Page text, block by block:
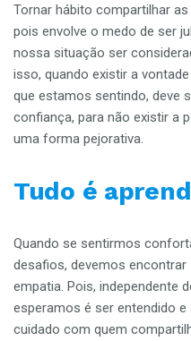
Tornar hábito compartilhar
pois envolve o medo de ser
nossa situação ser
isso, quando existir a
que estamos sentindo, deve
confiança, para não existir a
uma forma pejorativa.
Tudo é
Quando se sentirmos
desafios, devemos
empatia. Pois, independente
esperamos é ser entendido
cuidado com quem